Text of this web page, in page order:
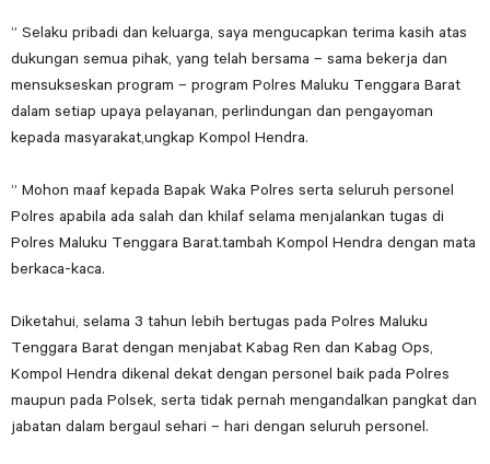
” Selaku pribadi dan keluarga, saya mengucapkan terima kasih atas
dukungan semua pihak, yang telah bersama – sama bekerja dan
mensukseskan program – program Polres Maluku Tenggara Barat
dalam setiap upaya pelayanan, perlindungan dan pengayoman
kepada masyarakat,ungkap Kompol Hendra.
” Mohon maaf kepada Bapak Waka Polres serta seluruh personel
Polres apabila ada salah dan khilaf selama menjalankan tugas di
Polres Maluku Tenggara Barat.tambah Kompol Hendra dengan mata
berkaca-kaca.
Diketahui, selama 3 tahun lebih bertugas pada Polres Maluku
Tenggara Barat dengan menjabat Kabag Ren dan Kabag Ops,
Kompol Hendra dikenal dekat dengan personel baik pada Polres
maupun pada Polsek, serta tidak pernah mengandalkan pangkat dan
jabatan dalam bergaul sehari – hari dengan seluruh personel.